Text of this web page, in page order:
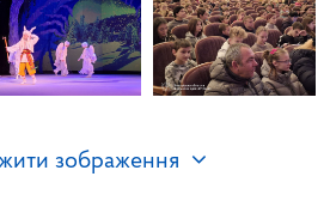
зображення